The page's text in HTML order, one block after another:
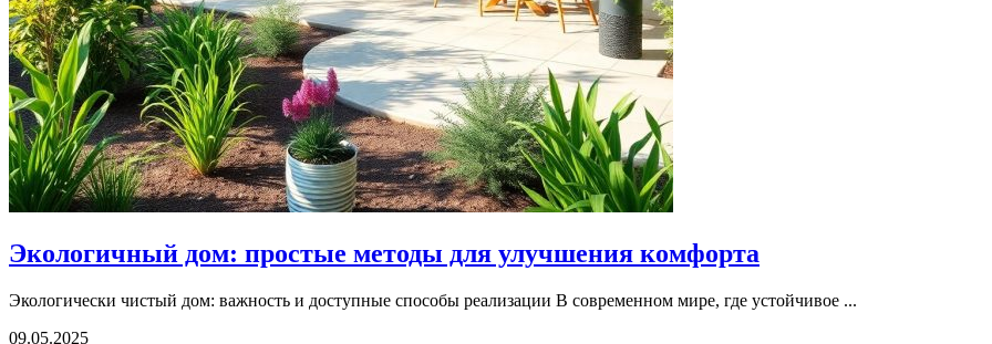
Экологичный дом: простые методы для улучшения комфорта
Экологически чистый дом: важность и доступные способы реализации В современном мире, где устойчивое ...
09.05.2025